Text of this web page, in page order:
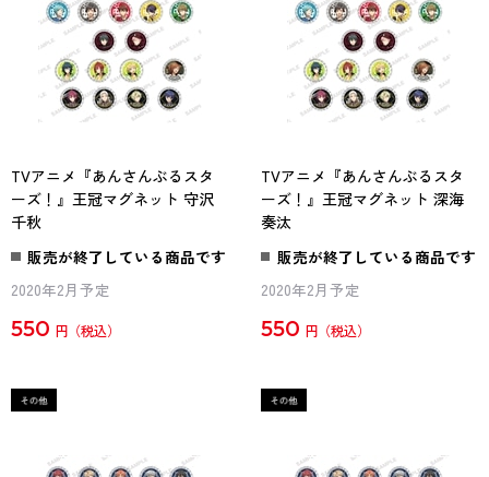
TVアニメ『あんさんぶるスタ
ーズ！』王冠マグネット 守沢
千秋
販売が終了している商品です
2020年2月予定
550 円
TVアニメ『あんさんぶるスタ
ーズ！』王冠マグネット 深海
奏汰
販売が終了している商品です
2020年2月予定
550 円